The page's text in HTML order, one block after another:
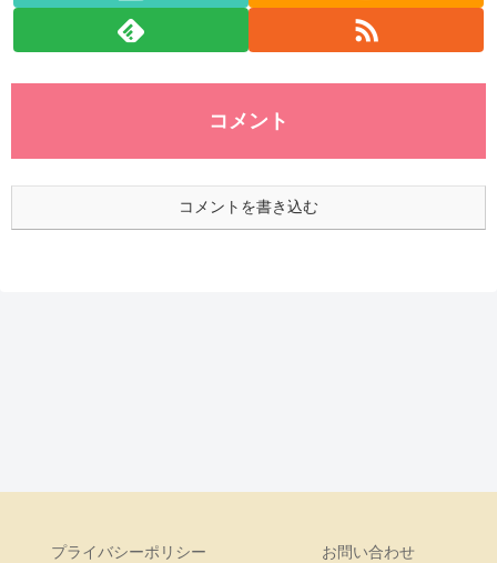
コメント
コメントを書き込む
プライバシーポリシー お問い合わせ